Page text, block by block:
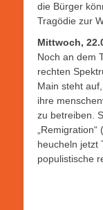
die Bürger
Tragödie zur
Mittwoch,
Noch an dem
rechten
Main steht
ihre
zu betreiben.
heucheln jetzt
populistische